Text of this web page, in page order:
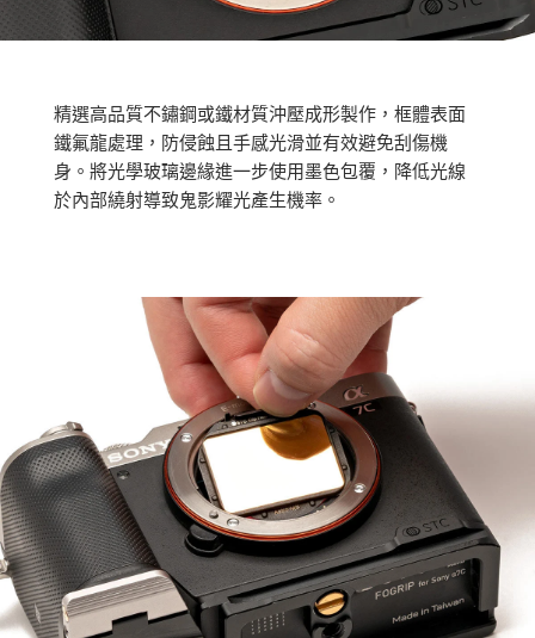
精選高品質不鏽鋼或鐵材質沖壓成形製作，框體表面
鐵氟龍處理，防侵蝕且手感光滑並有效避免刮傷機
身。將光學玻璃邊緣進一步使用墨色包覆，降低光線
於內部繞射導致鬼影耀光產生機率。